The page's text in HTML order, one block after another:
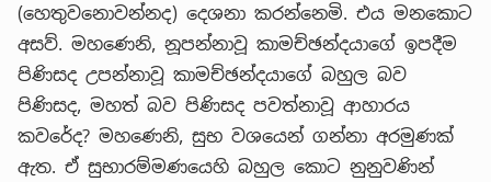
(හෙතුවනොවන්නද) දෙශනා කරන්නෙමි. එය මනකොට
අසව්. මහණෙනි, නූපන්නාවූ කාමච්ඡන්දයාගේ ඉපදීම
පිණිසද උපන්නාවූ කාමච්ඡන්දයාගේ බහුල බව
පිණිසද, මහත් බව පිණිසද පවත්නාවූ ආහාරය
කවරේද? මහණෙනි, සුභ වශයෙන් ගන්නා අරමුණක්
ඇත. ඒ සුභාරම්මණයෙහි බහුල කොට නුනුවණින්